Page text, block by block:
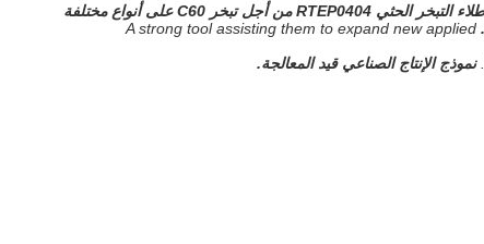
تم تصميم آلة طلاء التبخر الحثي RTEP0404 من أجل تبخر C60 على أنواع مختلفة
A strong tool assisting them to expand new applied
نموذج الإنتاج الصناعي قيد المعالجة.